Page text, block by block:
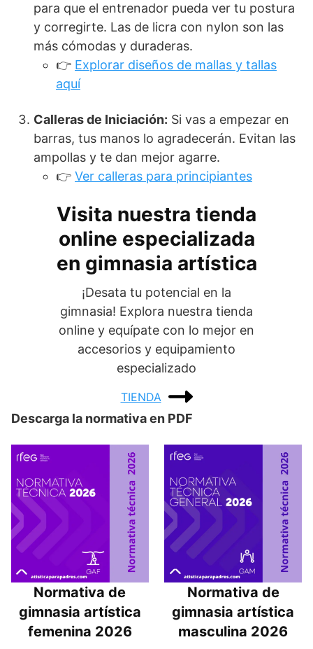
para que el entrenador pueda ver tu postura
y corregirte. Las de licra con nylon son las
más cómodas y duraderas.
👉 Explorar diseños de mallas y tallas
aquí
Calleras de Iniciación: Si vas a empezar en
barras, tus manos lo agradecerán. Evitan las
ampollas y te dan mejor agarre.
👉 Ver calleras para principiantes
Visita nuestra tienda
online especializada
en gimnasia artística
¡Desata tu potencial en la
gimnasia! Explora nuestra tienda
online y equípate con lo mejor en
accesorios y equipamiento
especializado
TIENDA
Descarga la normativa en PDF
Normativa de
gimnasia artística
femenina 2026
Normativa de
gimnasia artística
masculina 2026